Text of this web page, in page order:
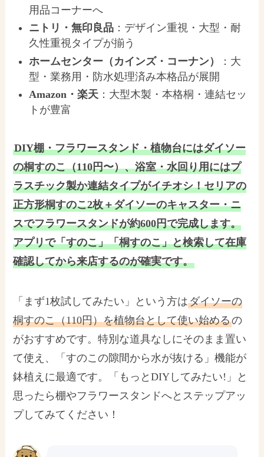
用品コーナーへ
ニトリ・無印良品 ：デザイン重視・大型・耐
久性重視タイプが揃う
ホームセンター（カインズ・コーナン）
：大
型・業務用・防水処理済み本格品が展開
Amazon・楽天 ：大型木製・本格桐・連結セッ
トが豊富
DIY棚・フラワースタンド・植物台にはダイソー
の桐すのこ（110円〜）、浴室・水回り用にはプ
ラスチック製か連結タイプがイチオシ！セリアの
正方形桐すのこ2枚＋ダイソーのキャスター・ニ
スでフラワースタンドが約600円で完成します。
アプリで「すのこ」「桐すのこ」と検索して在庫
確認してから来店するのが確実です。
「まず1枚試してみたい」という方はダイソーの
桐すのこ（110円）を植物台として使い始めるの
がおすすめです。特別な道具なしにそのまま置い
て使え、「すのこの隙間から水が抜ける」機能が
鉢植えに最適です。「もっとDIYしてみたい!」と
思ったら棚やフラワースタンドへとステップアッ
プしてみてください！